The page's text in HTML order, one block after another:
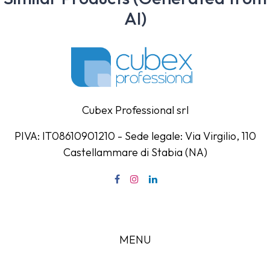
AI)
Cubex Professional srl
PIVA: IT08610901210 - Sede legale: Via Virgilio, 110
Castellammare di Stabia (NA)
MENU